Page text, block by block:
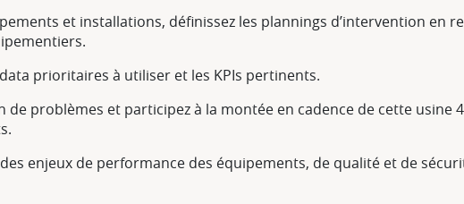
et installations, définissez les plannings d’intervention en
prioritaires à utiliser et les KPIs pertinents.
de problèmes et participez à la montée en cadence de cette usine
enjeux de performance des équipements, de qualité et de